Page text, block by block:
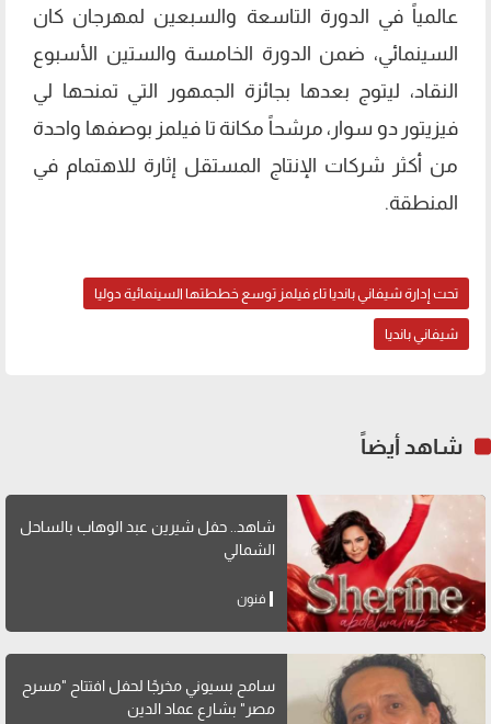
عالمياً في الدورة التاسعة والسبعين لمهرجان كان
السينمائي، ضمن الدورة الخامسة والستين الأسبوع
النقاد، ليتوج بعدها بجائزة الجمهور التي تمنحها لي
فيزيتور دو سوار، مرشحاً مكانة تا فيلمز بوصفها واحدة
من أكثر شركات الإنتاج المستقل إثارة للاهتمام في
المنطقة.
تحت إدارة شيفاني بانديا تاء فيلمز توسع خططتها السينمائية دوليا
شيفاني بانديا
شاهد أيضاً
شاهد.. حفل شيرين عبد الوهاب بالساحل
الشمالي
فنون
سامح بسيوني مخرجًا لحفل افتتاح "مسرح
مصر" بشارع عماد الدين